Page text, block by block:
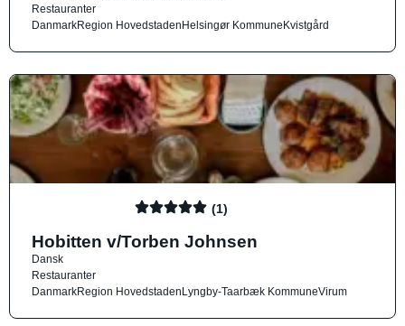
Restauranter
DanmarkRegion HovedstadenHelsingør KommuneKvistgård
(1)
Hobitten v/Torben Johnsen
Dansk
Restauranter
DanmarkRegion HovedstadenLyngby-Taarbæk KommuneVirum